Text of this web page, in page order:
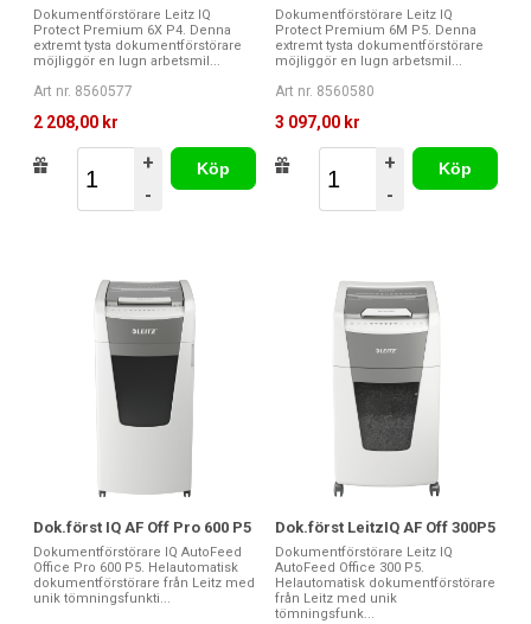
Dokumentförstörare Leitz IQ
Protect Premium 6X P4. Denna
extremt tysta dokumentförstörare
möjliggör en lugn arbetsmil...
Art nr. 8560577
2 208,00 kr
+
-
Köp
Dokumentförstörare Leitz IQ
Protect Premium 6M P5. Denna
extremt tysta dokumentförstörare
möjliggör en lugn arbetsmil...
Art nr. 8560580
3 097,00 kr
+
-
Köp
Dok.först IQ AF Off Pro 600 P5
Dokumentförstörare IQ AutoFeed
Office Pro 600 P5. Helautomatisk
dokumentförstörare från Leitz med
unik tömningsfunkti...
Dok.först LeitzIQ AF Off 300P5
Dokumentförstörare Leitz IQ
AutoFeed Office 300 P5.
Helautomatisk dokumentförstörare
från Leitz med unik
tömningsfunk...